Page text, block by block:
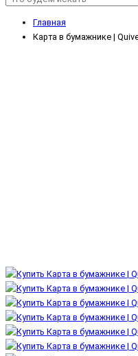
Главная
Карта в бумажнике |